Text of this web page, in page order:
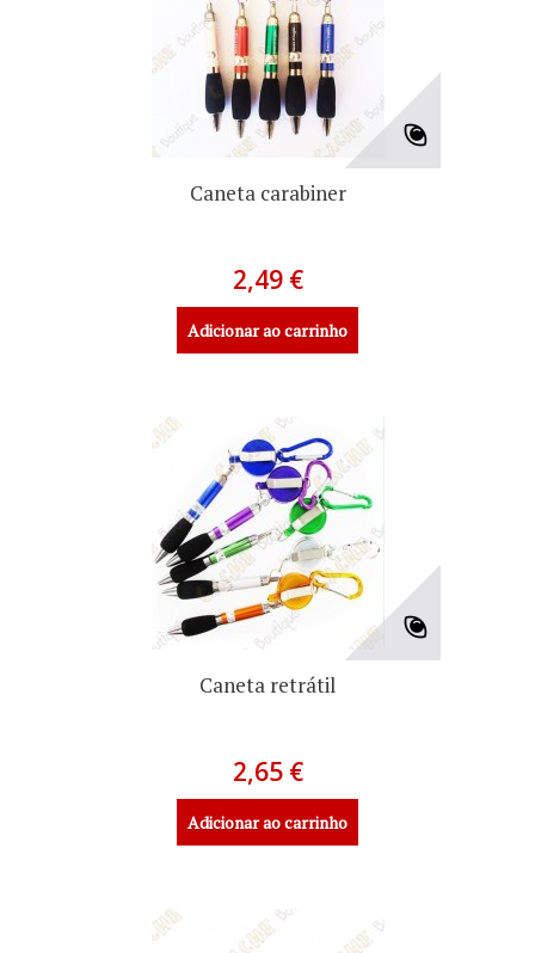
Caneta carabiner
2,49 €
Adicionar ao carrinho
Caneta retrátil
2,65 €
Adicionar ao carrinho